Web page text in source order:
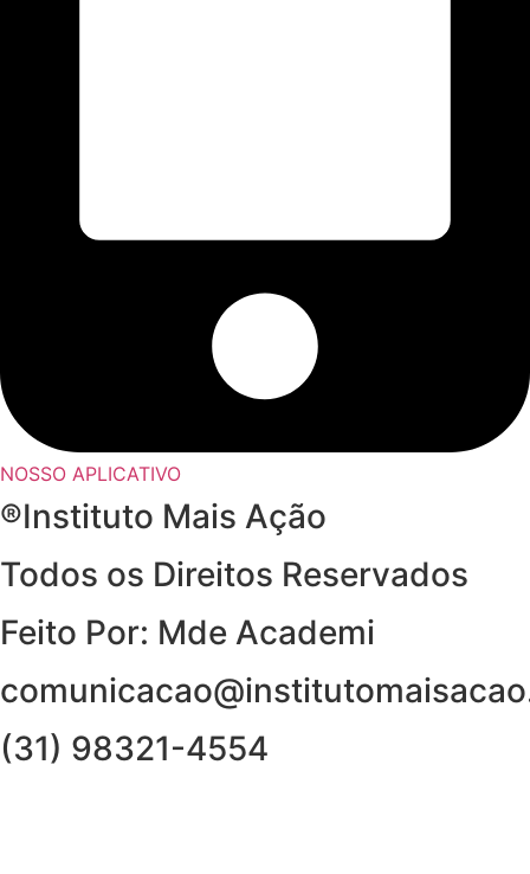
NOSSO APLICATIVO
®Instituto Mais Ação
Todos os Direitos Reservados
Feito Por: Mde Academi
(31) 98321-4554